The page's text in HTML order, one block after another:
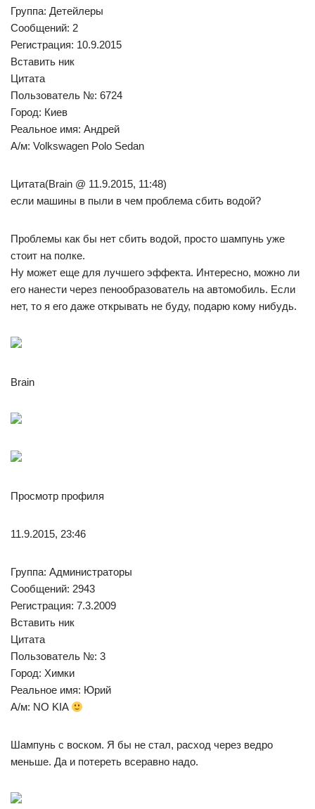
Группа: Детейлеры
Сообщений: 2
Регистрация: 10.9.2015
Вставить ник
Цитата
Пользователь №: 6724
Город: Киев
Реальное имя: Андрей
А/м: Volkswagen Polo Sedan
Цитата(Brain @ 11.9.2015, 11:48)
если машины в пыли в чем проблема сбить водой?
Проблемы как бы нет сбить водой, просто шампунь уже
стоит на полке.
Ну может еще для лучшего эффекта. Интересно, можно ли
его нанести через пенообразователь на автомобиль. Если
нет, то я его даже открывать не буду, подарю кому нибудь.
Brain
Просмотр профиля
11.9.2015, 23:46
Группа: Администраторы
Сообщений: 2943
Регистрация: 7.3.2009
Вставить ник
Цитата
Пользователь №: 3
Город: Химки
Реальное имя: Юрий
А/м: NO KIA
Шампунь с воском. Я бы не стал, расход через ведро
меньше. Да и потереть всеравно надо.